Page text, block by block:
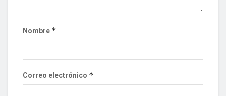
Nombre *
Correo electrónico *